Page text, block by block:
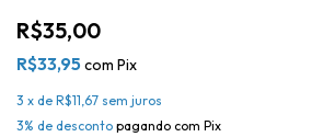
R$35,00
R$33,95 com Pix
3 x de R$11,67 sem juros
3% de desconto pagando com Pix